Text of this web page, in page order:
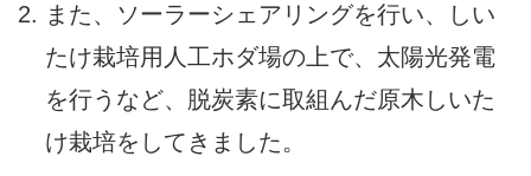
また、ソーラーシェアリングを行い、しい
たけ栽培用人工ホダ場の上で、太陽光発電
を行うなど、脱炭素に取組んだ原木しいた
け栽培をしてきました。